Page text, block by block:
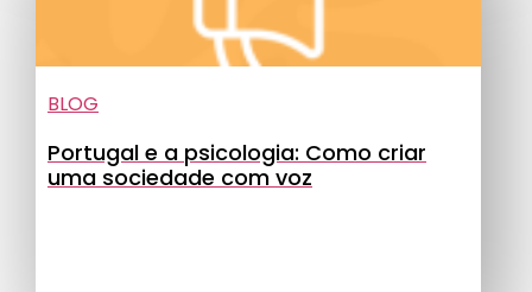
BLOG
Portugal e a psicologia: Como criar
uma sociedade com voz